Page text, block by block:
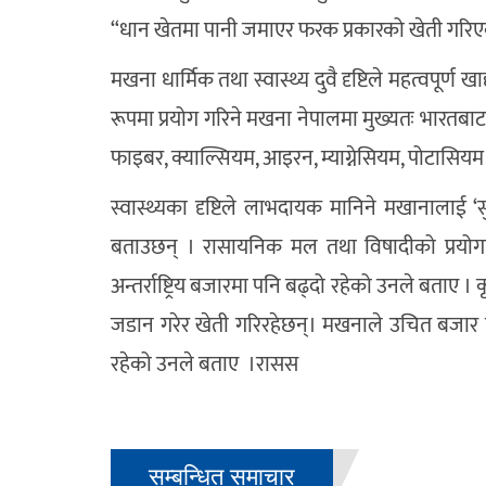
“धान खेतमा पानी जमाएर फरक प्रकारको खेती
मखना धार्मिक तथा स्वास्थ्य दुवै दृष्टिले महत्वपूर्ण
रूपमा प्रयोग गरिने मखना नेपालमा मुख्यतः
फाइबर, क्याल्सियम, आइरन, म्याग्नेसियम, पोटासियम
स्वास्थ्यका दृष्टिले लाभदायक मानिने
बताउछन् । रासायनिक मल तथा विषादीको
अन्तर्राष्ट्रिय बजारमा पनि बढ्दो रहेको उनले
जडान गरेर खेती गरिरहेछन्। मखनाले उचित बजार
रहेको उनले बताए ।रासस
सम्बन्धित समाचार